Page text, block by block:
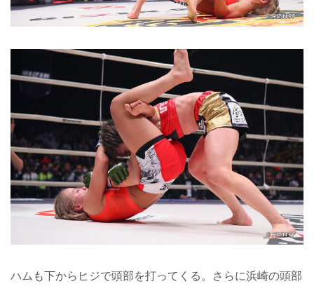
ハムも下からヒジで頭部を打ってくる。さらに浜崎の頭部